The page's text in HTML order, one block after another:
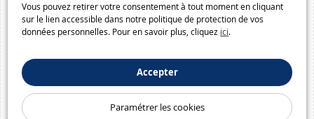
Vous pouvez retirer votre consentement à tout moment en cliquant
sur le lien accessible dans notre politique de protection de vos
données personnelles. Pour en savoir plus, cliquez ici.
Accepter
Paramétrer les cookies